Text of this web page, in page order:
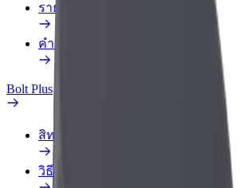
รายงานปัญหา
คำถามที่พบบ่อย
Bolt Plus
สิทธิประโยชน์
วิธีเข้าร่วม